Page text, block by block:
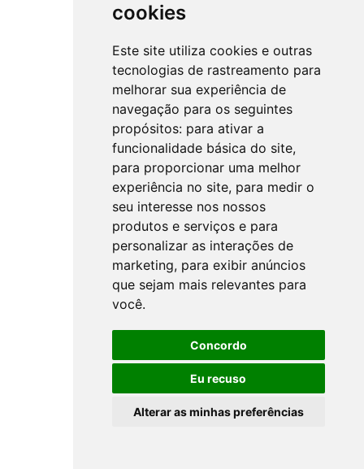
cookies
Este site utiliza cookies e outras
tecnologias de rastreamento para
melhorar sua experiência de
navegação para os seguintes
propósitos: para ativar a
funcionalidade básica do site,
para proporcionar uma melhor
experiência no site, para medir o
seu interesse nos nossos
produtos e serviços e para
personalizar as interações de
marketing, para exibir anúncios
que sejam mais relevantes para
você.
Concordo
Eu recuso
Alterar as minhas preferências